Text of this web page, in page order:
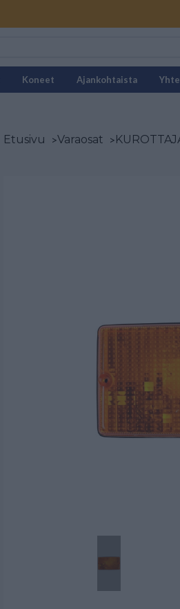
Koneet Ajankohtaista
Etusivu >Varaosat >